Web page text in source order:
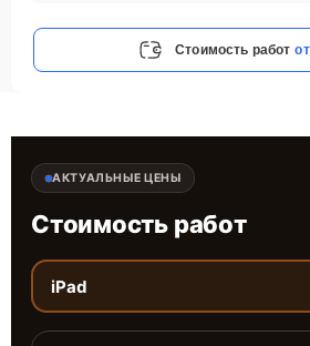
Стоимость работ
АКТУАЛЬНЫЕ ЦЕНЫ
Стоимость работ
iPad